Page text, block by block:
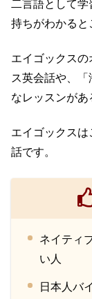
二言語として
持ちがわかると
エイゴックス
ス英会話や、
なレッスンがあ
エイゴックス
話です。
ネイティ
い人
日本人バ